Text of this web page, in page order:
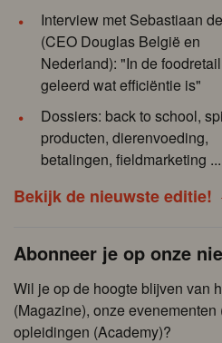
Interview met Sebastiaan
(CEO Douglas België en
Nederland): "In de
geleerd wat efficiëntie is"
Dossiers: back to school,
producten, dierenvoeding,
betalingen, fieldmarketing ...
Bekijk de nieuwste editie!
Abonneer je op onze
Wil je op de hoogte blijven van
(Magazine), onze
opleidingen (Academy)?